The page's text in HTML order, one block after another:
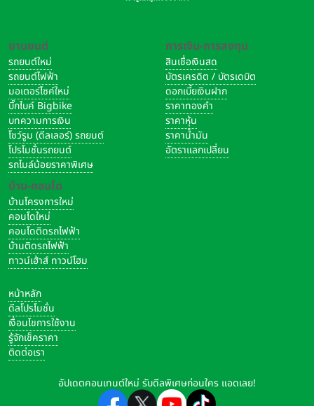
ยานยนต์
รถยนต์ใหม่
รถยนต์ไฟฟ้า
มอเตอร์ไซค์ใหม่
บิ๊กไบค์ Bigbike
บทความการเงิน
โชว์รูม (ดีลเลอร์) รถยนต์
โปรโมชั่นรถยนต์
รถไมล์น้อยราคาพิเศษ
บ้าน-คอนโด
บ้านโครงการใหม่
คอนโดใหม่
คอนโดติดรถไฟฟ้า
บ้านติดรถไฟฟ้า
ทาวน์เฮ้าส์ ทาวน์โฮม
การเงิน-การลงทุน
สินเชื่อเงินสด
บัตรเครดิต / บัตรเดบิต
ดอกเบี้ยเงินฝาก
ราคาทองคำ
ราคาหุ้น
ราคาน้ำมัน
อัตราแลกเปลี่ยน
หน้าหลัก
ดีลโปรโมชั่น
เงื่อนไขการใช้งาน
รู้จักเช็คราคา
ติดต่อเรา
อัปเดตคอนเทนต์ใหม่ รับดีลพิเศษก่อนใคร แอดเลย!